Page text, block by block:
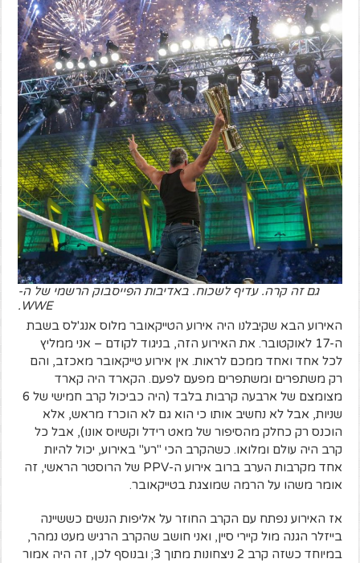
גם זה קרה. עדיף לשכוח. באדיבות הפייסבוק הרשמי של ה-
WWE.
האירוע הבא שקיבלנו היה אירוע הטייקאובר מלוס אנג'לס בשבת
ה-17 לאוקטובר. את האירוע הזה, בניגוד לקודם – אני ממליץ
לכל אחד ואחד ממכם לראות. אין אירוע טייקאובר מאכזב, והם
רק משתפרים ומשתפרים מפעם לפעם. הקארד היה קארד
מצומצם של ארבעה קרבות בלבד (היה כביכול קרב חמישי של 6
שניות, אבל לא נחשיב אותו כי הוא גם לא הוכרז מראש, אלא
הוכנס רק כחלק מהסיפור של מאט רידל וקשיוס אונו), אבל כל
קרב היה עולם ומלואו. כשהקרב הכי "רע" באירוע, יכול להיות
אחד מקרבות הערב ברוב אירוע ה-PPV של הרוסטר הראשי, זה
אומר משהו על הרמה שמוצגת בטייקאובר.
אז האירוע נפתח עם הקרב החוזר על אליפות הנשים כששיינה
בייזלר הגנה מול קיירי סיין, ואני חושב שהקרב הרגיש מעט נמהר,
במיוחד כשזה קרב 2 ניצחונות מתוך 3; ובנוסף לכן, זה היה אמור